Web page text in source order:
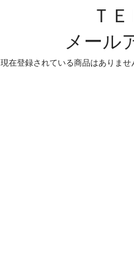
Ｔ
メール
現在登録されている商品はありませ